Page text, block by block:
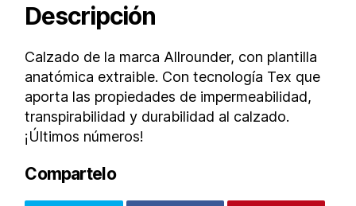
Descripción
Calzado de la marca Allrounder, con plantilla
anatómica extraible. Con tecnología Tex que
aporta las propiedades de impermeabilidad,
transpirabilidad y durabilidad al calzado.
¡Últimos números!
Compartelo